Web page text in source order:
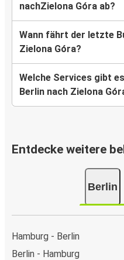
nachZielona Góra ab?
Wann fährt der letzte
Zielona Góra?
Welche Services gibt
Berlin nach Zielona
Entdecke weitere
Berlin
Hamburg - Berlin
Berlin - Hamburg